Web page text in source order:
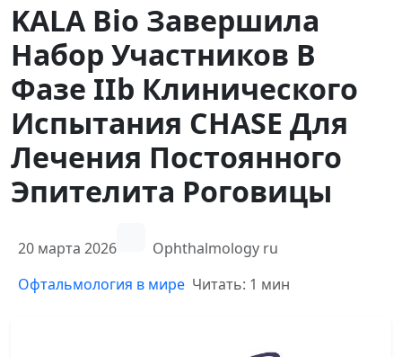
KALA Bio Завершила
Набор Участников В
Фазе IIb Клинического
Испытания CHASE Для
Лечения Постоянного
Эпителита Роговицы
20 марта 2026
Ophthalmology ru
Офтальмология в мире Читать: 1 мин